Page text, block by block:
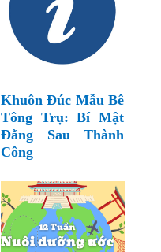
Khuôn Đúc Mẫu Bê
Tông Trụ: Bí Mật
Đằng Sau Thành
Công